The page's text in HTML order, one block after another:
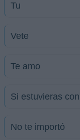
Tu
Vete
Te amo
Si estuvieras
No te importó